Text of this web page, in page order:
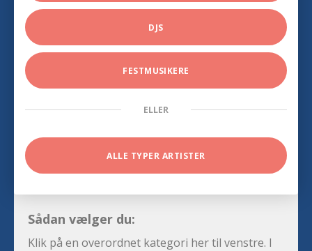
DJS
FESTMUSIKERE
ELLER
ALLE TYPER ARTISTER
Sådan vælger du:
Klik på en overordnet kategori her til venstre. I